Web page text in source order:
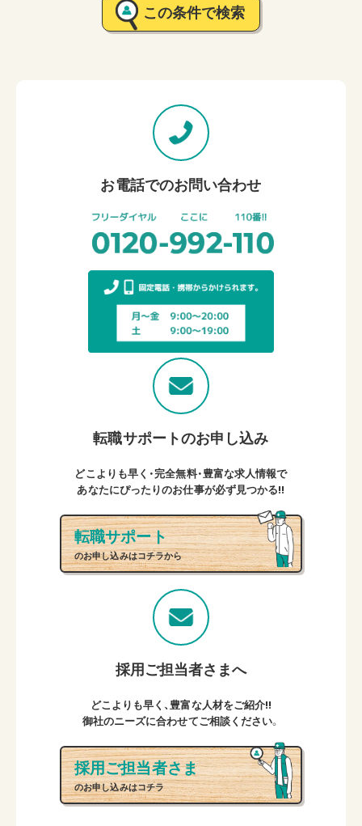
この条件で検索
お電話でのお問い合わせ
転職サポートのお申し込み
どこよりも早く・完全無料・豊富な求人情報で
あなたにぴったりのお仕事が必ず見つかる!!
転職サポート
のお申し込みはコチラから
採用ご担当者さまへ
どこよりも早く、豊富な人材をご紹介!!
御社のニーズに合わせてご相談ください。
採用ご担当者さま
のお申し込みはコチラ